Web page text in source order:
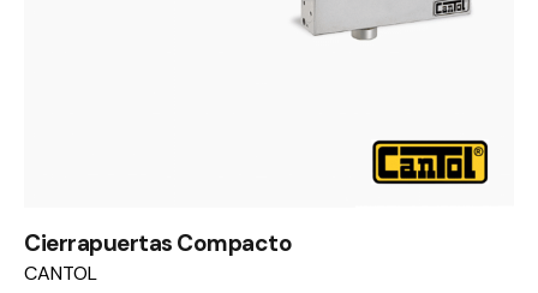
Cierrapuertas Compacto
CANTOL